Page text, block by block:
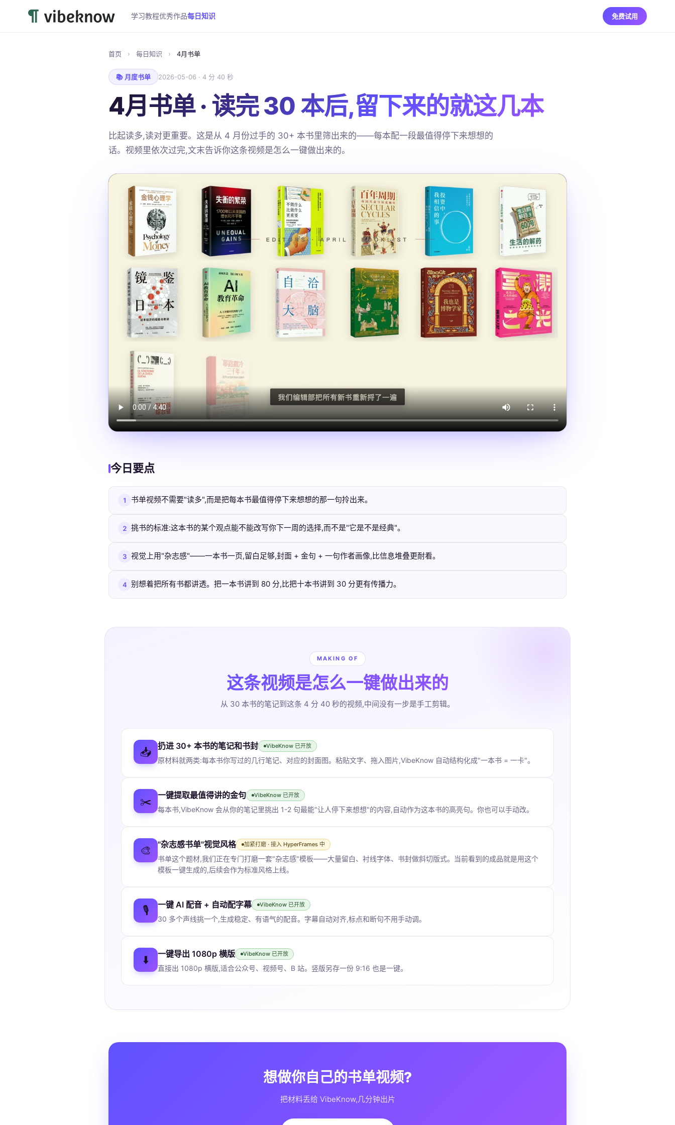
学习教程优秀作品每日知识 免费试用
首页 › 每日知识 › 4月书单
📚 月度书单 2026-05-06 · 4 分 40 秒
4月书单 · 读完 30 本后,留下来的就这几本
比起读多,读对更重要。这是从 4 月份过手的 30+ 本书里筛出来的——每本配一段最值得停下来想想的
话。视频里依次过完,文末告诉你这条视频是怎么一键做出来的。
今日要点
1 书单视频不需要"读多",而是把每本书最值得停下来想想的那一句拎出来。
2 挑书的标准:这本书的某个观点能不能改写你下一周的选择,而不是"它是不是经典"。
3 视觉上用"杂志感"——一本书一页,留白足够,封面 + 金句 + 一句作者画像,比信息堆叠更耐看。
4 别想着把所有书都讲透。把一本书讲到 80 分,比把十本书讲到 30 分更有传播力。
MAKING OF
这条视频是怎么一键做出来的
从 30 本书的笔记到这条 4 分 40 秒的视频,中间没有一步是手工剪辑。
📥 扔进 30+ 本书的笔记和书封 VibeKnow 已开放
原材料就两类:每本书你写过的几行笔记、对应的封面图。粘贴文字、拖入图片,VibeKnow 自动结构化成"一本书 = 一卡"。
✂️ 一键提取最值得讲的金句 VibeKnow 已开放
每本书,VibeKnow 会从你的笔记里挑出 1-2 句最能"让人停下来想想"的内容,自动作为这本书的高亮句。你也可以手动改。
🎨 "杂志感书单"视觉风格 加紧打磨 · 接入 HyperFrames 中
书单这个题材,我们正在专门打磨一套"杂志感"模板——大量留白、衬线字体、书封做斜切版式。当前看到的成品就是用这个
模板一键生成的,后续会作为标准风格上线。
🎙️ 一键 AI 配音 + 自动配字幕 VibeKnow 已开放
30 多个声线挑一个,生成稳定、有语气的配音。字幕自动对齐,标点和断句不用手动调。
⬇️ 一键导出 1080p 横版 VibeKnow 已开放
直接出 1080p 横版,适合公众号、视频号、B 站。竖版另存一份 9:16 也是一键。
想做你自己的书单视频?
把材料丢给 VibeKnow,几分钟出片